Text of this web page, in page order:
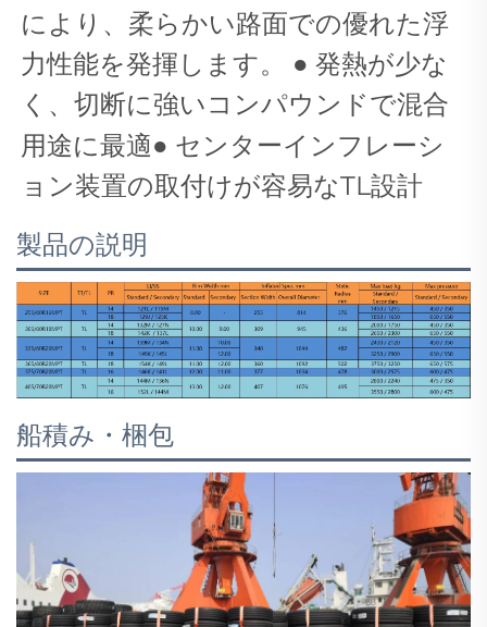
により、柔らかい路面での優れた浮
力性能を発揮します。 ● 発熱が少な
く、切断に強いコンパウンドで混合
用途に最適● センターインフレーシ
ョン装置の取付けが容易なTL設計
製品の説明
船積み・梱包